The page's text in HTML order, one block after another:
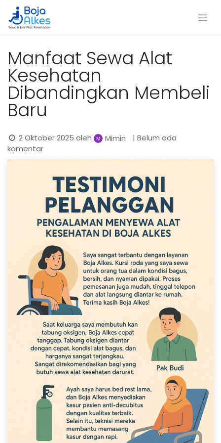
Manfaat Sewa Alat
Kesehatan
Dibandingkan Membeli
Baru
2 Oktober 2025 oleh Mimin
| Belum ada
komentar